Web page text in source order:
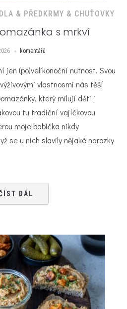
& PŘEDKRMY & CHUŤOVKY
s mrkví
komentářů
jen (po)velikonoční nutnost. Svou
vlastnosmi nás těší
který milují děti i
tu tradiční vajíčkovou
moje babička nikdy
se u nich slavily nějaké narozky
DÁL